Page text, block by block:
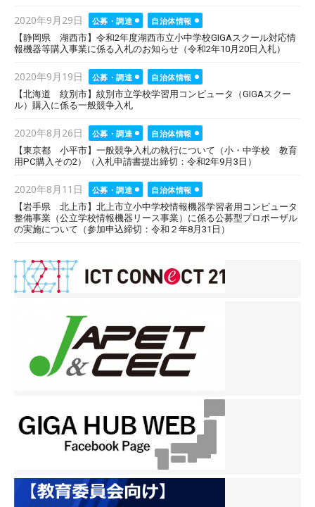
Posted
on
2020年9月29日 公募・調達
自治体情報
【静岡県 湖西市】令和2年度湖西市立小中学校GIGAスクール対応情
報機器等購入事業に係る入札のお知らせ（令和2年10月20日入札）
Posted
on
2020年9月19日 公募・調達
自治体情報
【北海道 紋別市】紋別市立学校学習用コンピュータ（GIGAスクー
ル）購入に係る一般競争入札
Posted
on
2020年8月26日 公募・調達
自治体情報
【東京都 小平市】一般競争入札の執行について（小・中学校 教育
用PC購入その2）（入札申請書提出締切：令和2年9月3日）
Posted
on
2020年8月11日 公募・調達
自治体情報
【岩手県 北上市】北上市立小中学校情報機器学習者用コンピュータ
整備事業（公立学校情報機器リース事業）に係る公募型プロポーザル
の実施について（参加申込締切：令和２年8月31日）